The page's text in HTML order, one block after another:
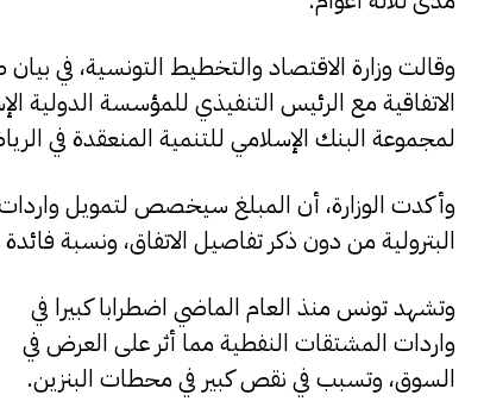
وقالت وزارة الاقتصاد والتخطيط التونسية، في
الاتفاقية مع الرئيس التنفيذي للمؤسسة الدولية
لمجموعة البنك الإسلامي للتنمية المنعقدة في
وأكدت الوزارة، أن المبلغ سيخصص لتمويل
البترولية من دون ذكر تفاصيل الاتفاق، ونسبة
وتشهد تونس منذ العام الماضي اضطرابا كبيرا في
واردات المشتقات النفطية مما أثر على العرض في
السوق، وتسبب في نقص كبير في محطات البنزين.